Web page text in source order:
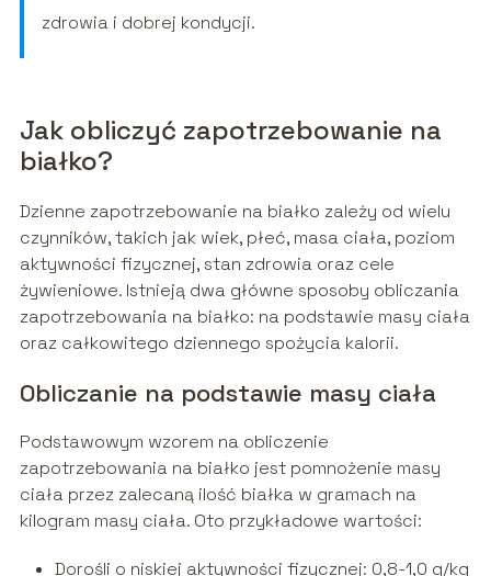
zdrowia i dobrej kondycji.
Jak obliczyć zapotrzebowanie na
białko?
Dzienne zapotrzebowanie na białko zależy od wielu
czynników, takich jak wiek, płeć, masa ciała, poziom
aktywności fizycznej, stan zdrowia oraz cele
żywieniowe. Istnieją dwa główne sposoby obliczania
zapotrzebowania na białko: na podstawie masy ciała
oraz całkowitego dziennego spożycia kalorii.
Obliczanie na podstawie masy ciała
Podstawowym wzorem na obliczenie
zapotrzebowania na białko jest pomnożenie masy
ciała przez zalecaną ilość białka w gramach na
kilogram masy ciała. Oto przykładowe wartości:
Dorośli o niskiej aktywności fizycznej: 0,8-1,0 g/kg